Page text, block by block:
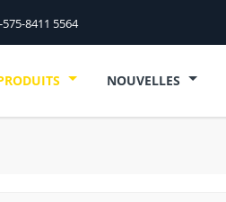
8411 5564
NOUVELLES